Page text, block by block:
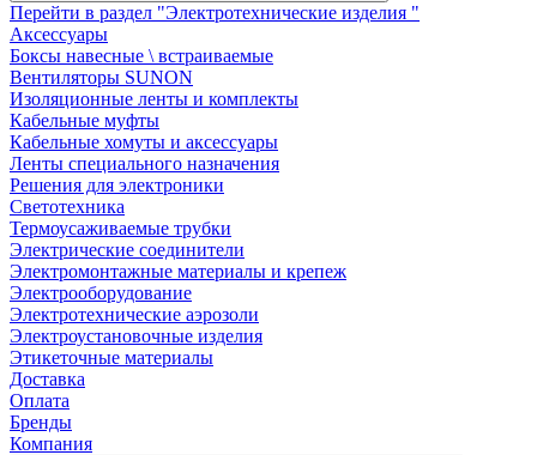
Перейти в раздел "Электротехнические изделия "
Аксессуары
Боксы навесные \ встраиваемые
Вентиляторы SUNON
Изоляционные ленты и комплекты
Кабельные муфты
Кабельные хомуты и аксессуары
Ленты специального назначения
Решения для электроники
Светотехника
Термоусаживаемые трубки
Электрические соединители
Электромонтажные материалы и крепеж
Электрооборудование
Электротехнические аэрозоли
Электроустановочные изделия
Этикеточные материалы
Доставка
Оплата
Бренды
Компания